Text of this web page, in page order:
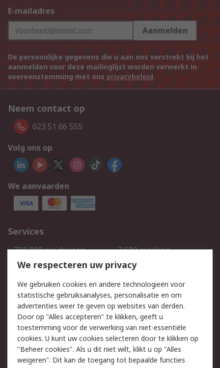
E-mailadres
Aanmelden
De persoonlijke gegevens die u aan ons verstrekt bij het
aanmelden voor deze mailinglijst worden verwerkt in
overeenstemming met ons privacybeleid.
Neem contact op
023 51 66 555
Volg ons op
We aanvaarden
Services
750.000 producten
2.500 merken
Bestellen
Inkoopoplossingen
Track & Trace
Wettelijk
Cookiebeleid
Email veiligheid
Privacybeleid
Websitevoorwaarden
Algemene
We respecteren uw privacy
We gebruiken cookies en andere technologieën voor
statistische gebruiksanalyses, personalisatie en om
advertenties weer te geven op websites van derden.
Door op "Alles accepteren" te klikken, geeft u
toestemming voor de verwerking van niet-essentiële
cookies. U kunt uw cookies selecteren door te klikken op
"Beheer cookies". Als u dit niet wilt, klikt u op "Alles
weigeren". Dit kan de toegang tot bepaalde functies